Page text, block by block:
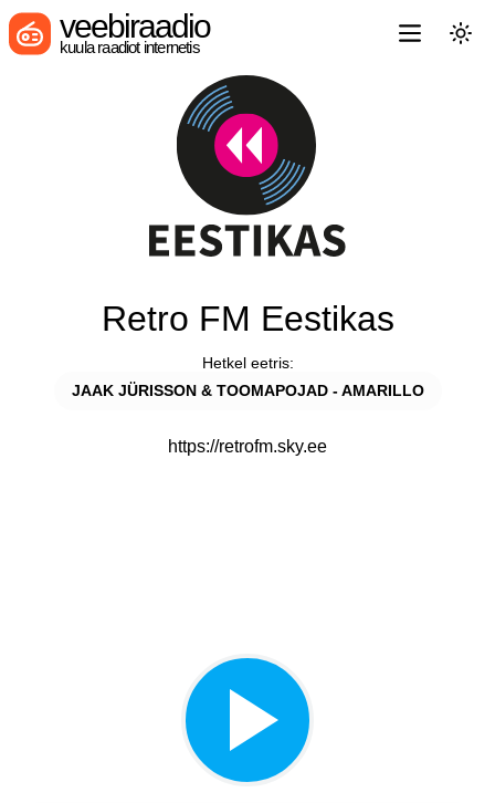
veebiraadio
kuula raadiot internetis
Retro FM Eestikas
Hetkel eetris:
JAAK JÜRISSON & TOOMAPOJAD - AMARILLO
https://retrofm.sky.ee